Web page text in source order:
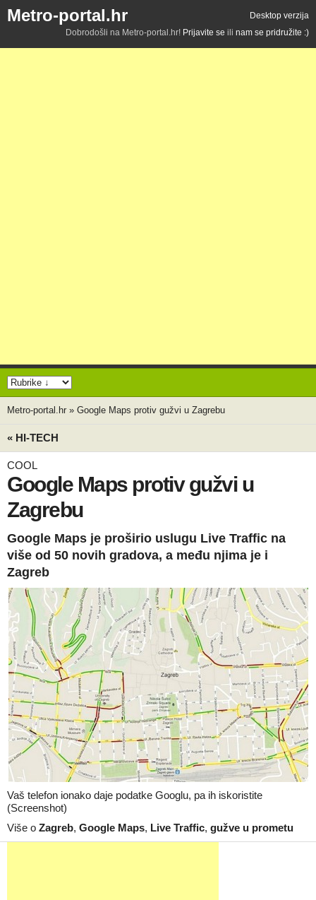
Metro-portal.hr
Desktop verzija
Dobrodošli na Metro-portal.hr! Prijavite se ili nam se pridružite :)
Metro-portal.hr » Google Maps protiv gužvi u Zagrebu
« HI-TECH
COOL
Google Maps protiv gužvi u
Zagrebu
Google Maps je proširio uslugu Live Traffic na
više od 50 novih gradova, a među njima je i
Zagreb
Vaš telefon ionako daje podatke Googlu, pa ih iskoristite
(Screenshot)
Više o Zagreb, Google Maps, Live Traffic, gužve u prometu